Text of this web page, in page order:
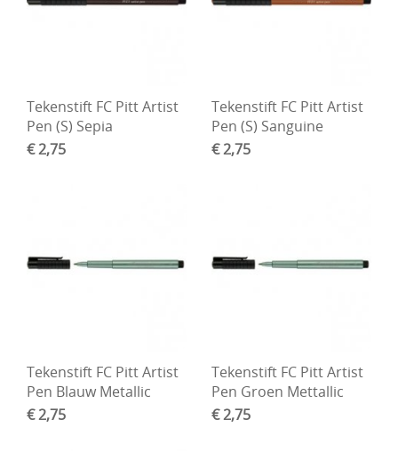
Tekenstift FC Pitt Artist
Pen (S) Sepia
€ 2,75
Tekenstift FC Pitt Artist
Pen (S) Sanguine
€ 2,75
Tekenstift FC Pitt Artist
Pen Blauw Metallic
€ 2,75
Tekenstift FC Pitt Artist
Pen Groen Mettallic
€ 2,75